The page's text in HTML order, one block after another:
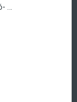
Szublimálható 470 ml-es tejüveg korsó- sötétkék átmenetes